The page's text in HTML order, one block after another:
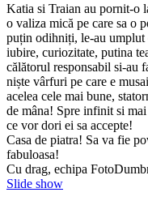
Katia si Traian au pornit-o
o valiza mică pe care sa o
puțin odihniți, le-au umplut
iubire, curiozitate, putina
călătorul responsabil si-au
niște vârfuri pe care e
acelea cele mai bune,
de mâna! Spre infinit si
ce vor dori ei sa accepte!
Casa de piatra! Sa va fie
fabuloasa!
Cu drag, echipa
Slide show